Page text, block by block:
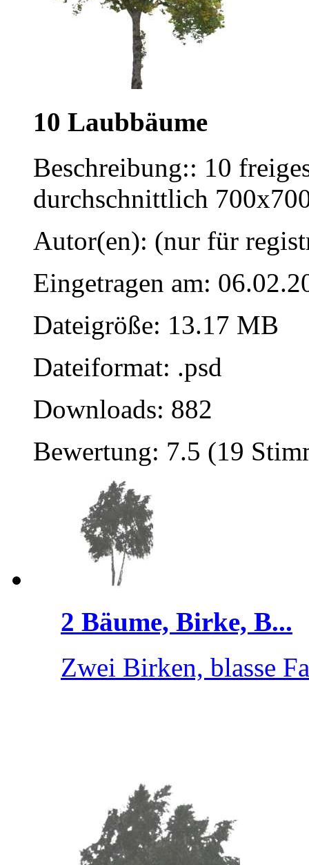
10 Laubbäume
Beschreibung:: 10
durchschnittlich
Autor(en): (nur für
Eingetragen am:
Dateigröße: 13.17 MB
Dateiformat: .psd
Downloads: 882
Bewertung: 7.5 (19
2 Bäume, Birke, B...
Zwei Birken, blasse